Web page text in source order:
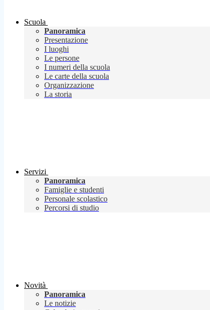
Scuola
Panoramica
Presentazione
I luoghi
Le persone
I numeri della scuola
Le carte della scuola
Organizzazione
La storia
Servizi
Panoramica
Famiglie e studenti
Personale scolastico
Percorsi di studio
Novità
Panoramica
Le notizie